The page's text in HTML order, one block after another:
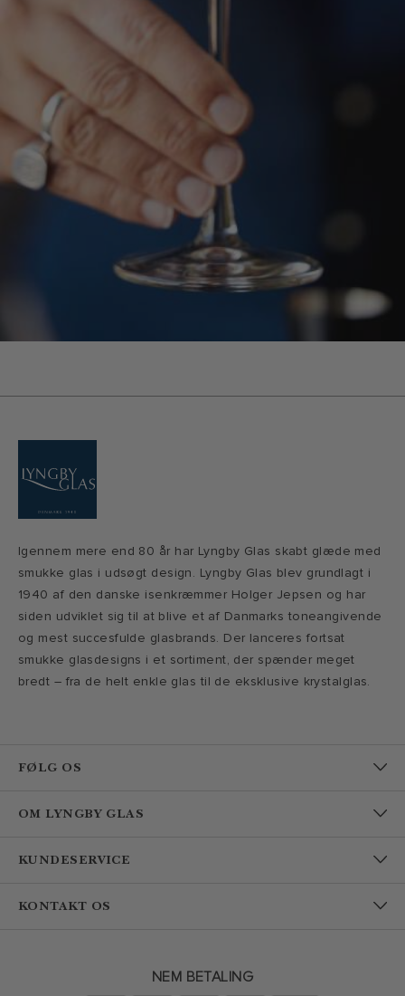
Igennem mere end 80 år har Lyngby Glas skabt glæde med
smukke glas i udsøgt design. Lyngby Glas blev grundlagt i
1940 af den danske isenkræmmer Holger Jepsen og har
siden udviklet sig til at blive et af Danmarks toneangivende
og mest succesfulde glasbrands. Der lanceres fortsat
smukke glasdesigns i et sortiment, der spænder meget
bredt – fra de helt enkle glas til de eksklusive krystalglas.
FØLG OS
OM LYNGBY GLAS
KUNDESERVICE
KONTAKT OS
NEM BETALING